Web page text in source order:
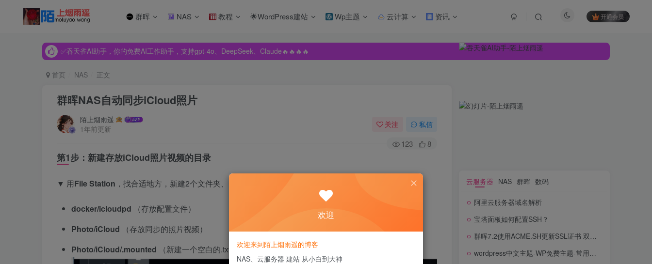
群晖 NAS 教程 🌟WordPress建站 Wp主题 云计算 资讯 开通会员
✅吞天雀AI助手，你的免费AI工作助手，支持gpt-4o、DeepSeek、Claude🔥🔥🔥🔥
✅吞天雀AI助手，你的免费AI工作助手，支持gpt-4o、DeepSeek、Claude🔥🔥🔥🔥
首页 NAS 正文
群晖NAS自动同步iCloud照片
陌上烟雨遥
1年前更新
关注 私信
123 8
第1步：新建存放iCloud照片视频的目录
▼ 用File Station ，找合适地方，新建2个文件夹、1个文件，比如：
docker/icloudpd （存放配置文件）
Photo/iCloud （存放同步的照片视频）
Photo/iCloud/.mounted （新建一个空白的.txt文本文件，上传nas后，改为
云服务器 NAS 群晖 数码
阿里云服务器域名解析
宝塔面板如何配置SSH？
群晖7.2使用ACME.SH更新SSL证书 双重认证 泛域名 DNSPOD
wordpress中文主题-WP免费主题-常用免费wordpress主题
云服务器 NAS 群晖 数码
欢迎
欢迎来到陌上烟雨遥的博客
NAS、云服务器 建站 从小白到大神